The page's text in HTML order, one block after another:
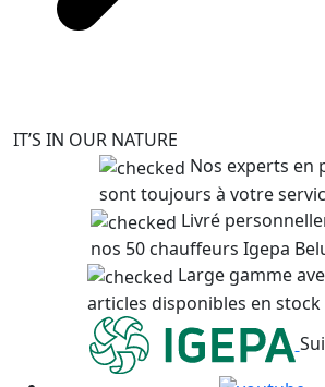
IT’S IN OUR NATURE
Nos experts en
sont toujours à votre
Livré
nos 50 chauffeurs Igepa
Large gamme
articles disponibles en stock